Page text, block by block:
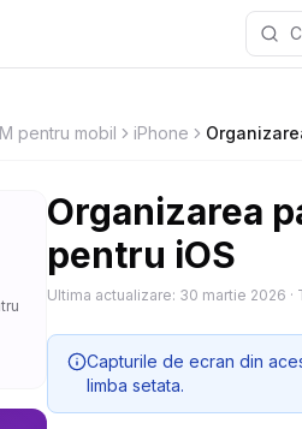
pentru mobil iPhone
Organizarea
pentru iOS
Ultima actualizare: 30 martie 2026 ·
Capturile de ecran din
limba setata.